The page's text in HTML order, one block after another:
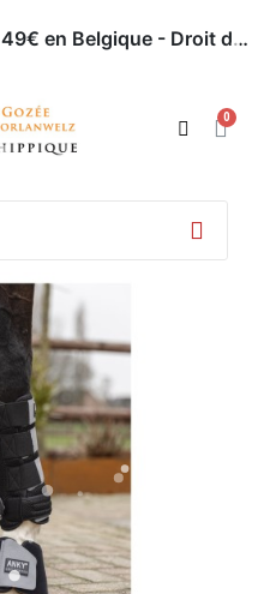
Livraison gratuite à partir de 49€ en Belgique - Droit de retour dans les 30 jours - Paiement en ligne sécurisé